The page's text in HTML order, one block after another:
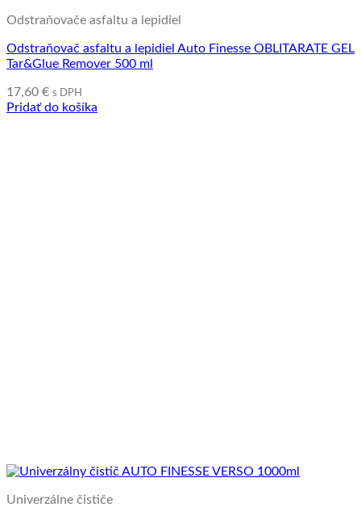
Odstraňovače asfaltu a lepidiel
Odstraňovač asfaltu a lepidiel Auto Finesse OBLITARATE GEL
Tar&Glue Remover 500 ml
17,60 € s DPH
Pridať do košíka
Univerzálne čističe